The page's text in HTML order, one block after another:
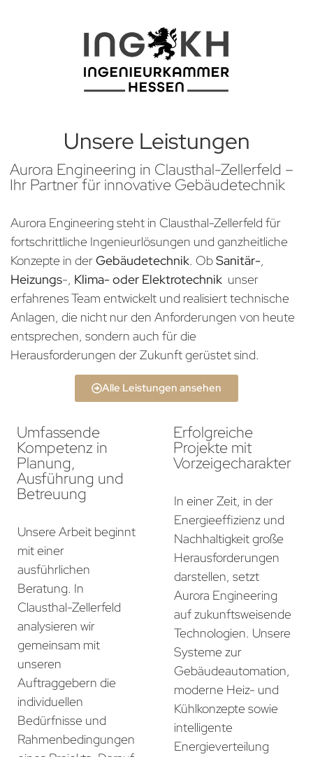
Unsere Leistungen
Aurora Engineering in Clausthal-Zellerfeld –
Ihr Partner für innovative Gebäudetechnik
Aurora Engineering steht in Clausthal-Zellerfeld für
fortschrittliche Ingenieurlösungen und ganzheitliche
Konzepte in derGebäudetechnik. ObSanitär-,
Heizungs-, Klima- oder Elektrotechnik unser
erfahrenes Team entwickelt und realisiert technische
Anlagen, die nicht nur den Anforderungen von heute
entsprechen, sondern auch für die
Herausforderungen der Zukunft gerüstet sind.
Alle Leistungen ansehen
Umfassende
Kompetenz in
Planung,
Ausführung und
Betreuung
Unsere Arbeit beginnt
mit einer
ausführlichen
Beratung. In
Clausthal-Zellerfeld
analysieren wir
gemeinsam mit
unseren
Auftraggebern die
individuellen
Bedürfnisse und
Rahmenbedingungen
Erfolgreiche
Projekte mit
Vorzeigecharakter
In einer Zeit, in der
Energieeffizienz und
Nachhaltigkeit große
Herausforderungen
darstellen, setzt
Aurora Engineering
auf zukunftsweisende
Technologien. Unsere
Systeme zur
Gebäudeautomation,
moderne Heiz- und
Kühlkonzepte sowie
intelligente
Energieverteilung